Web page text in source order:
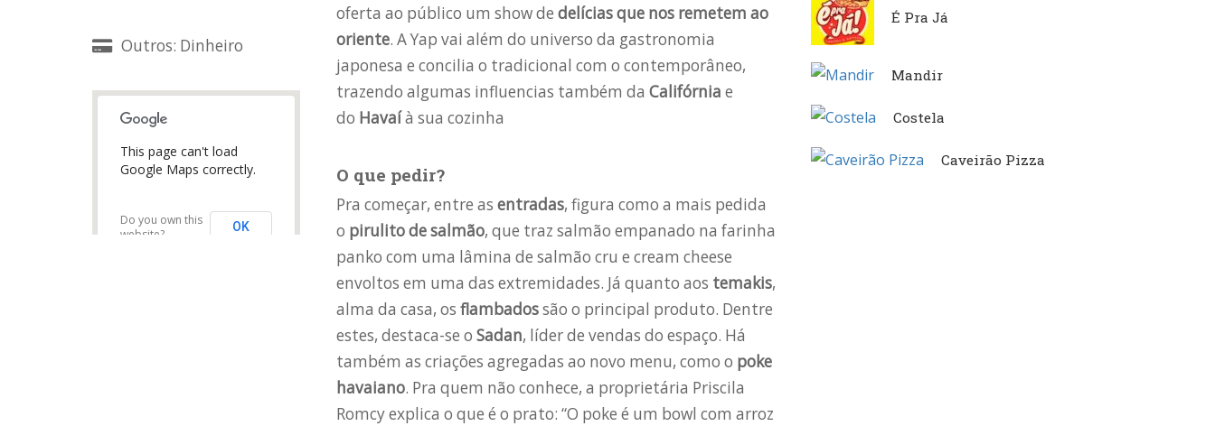
Outros: Dinheiro
This page can't load
Google Maps correctly.
Do you own this
website?
OK
oferta ao público um show de delícias que nos remetem ao
oriente. A Yap vai além do universo da gastronomia
japonesa e concilia o tradicional com o contemporâneo,
trazendo algumas influencias também da Califórnia e
do Havaíà sua cozinha
O que pedir?
Pra começar, entre as entradas, figura como a mais pedida
o pirulito de salmão, que traz salmão empanado na farinha
panko com uma lâmina de salmão cru e cream cheese
envoltos em uma das extremidades. Já quanto aos temakis,
alma da casa, os flambadossão o principal produto. Dentre
estes, destaca-se o Sadan, líder de vendas do espaço. Há
também as criações agregadas ao novo menu, como o poke
havaiano. Pra quem não conhece, a proprietária Priscila
Romcy explica o que é o prato: “O poke é um bowl com arroz
É Pra Já
Mandir
Costela
Caveirão Pizza